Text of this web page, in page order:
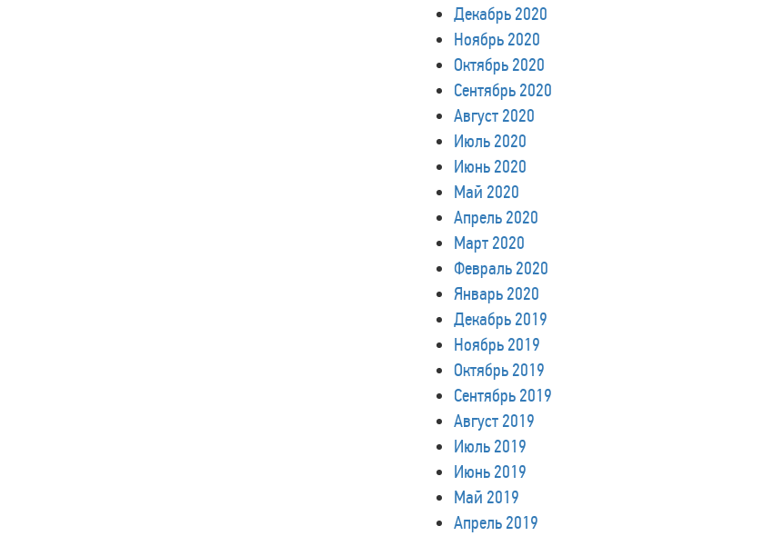
Декабрь 2020
Ноябрь 2020
Октябрь 2020
Сентябрь 2020
Август 2020
Июль 2020
Июнь 2020
Май 2020
Апрель 2020
Март 2020
Февраль 2020
Январь 2020
Декабрь 2019
Ноябрь 2019
Октябрь 2019
Сентябрь 2019
Август 2019
Июль 2019
Июнь 2019
Май 2019
Апрель 2019